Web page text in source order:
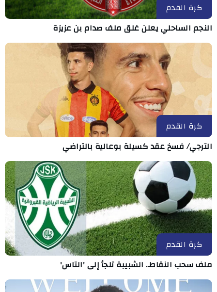
كرة القدم
النجم الساحلي يعلن غلق ملف صدام بن عزيزة
كرة القدم
الترجي/ فسخ عقد كسيلة بوعالية بالتراضي
كرة القدم
ملف سحب النقاط.. الشبيبة تلجأ إلى 'التاس'